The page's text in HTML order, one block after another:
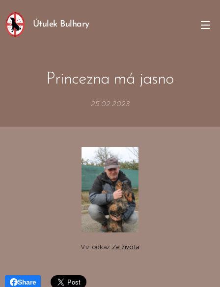
Útulek Bulhary
Princezna má jasno
25.02.2023
Viz odkaz Ze života
Share